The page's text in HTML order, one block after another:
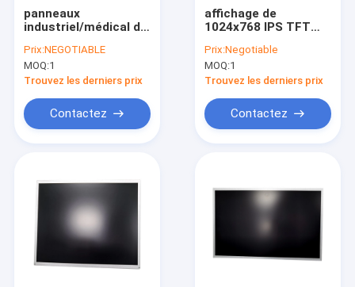
panneaux
industriel/médical de
TFT LCD, 10,1 » de
LVDS d'affichage
Prix:NEGOTIABLE
MOQ:1
Trouvez les derniers prix
Contactez
affichage de
1024x768 IPS TFT
actif de 15 pouces
un SI
Prix:Negotiable
MOQ:1
Trouvez les derniers prix
Contactez